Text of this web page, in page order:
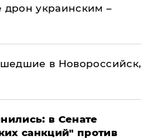
дрон украинским –
шедшие в Новороссийск,
в Сенате
санкций" против